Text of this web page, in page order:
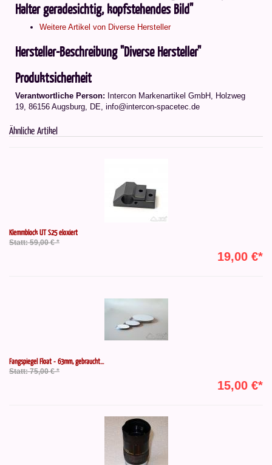
Halter geradesichtig, kopfstehendes Bild"
Weitere Artikel von Diverse Hersteller
Hersteller-Beschreibung "Diverse Hersteller"
Produktsicherheit
Verantwortliche Person: Intercon Markenartikel GmbH, Holzweg
19, 86156 Augsburg, DE, info@intercon-spacetec.de
Ähnliche Artikel
Klemmblock UT S25 eloxiert
Statt: 59,00 € *
19,00 €*
Fangspiegel Float - 63mm, gebraucht...
Statt: 75,00 € *
15,00 €*